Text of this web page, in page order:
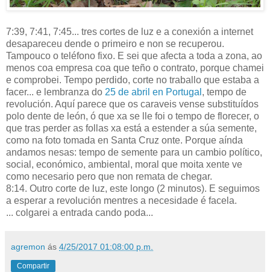
7:39, 7:41, 7:45... tres cortes de luz e a conexión a internet
desapareceu dende o primeiro e non se recuperou.
Tampouco o teléfono fixo. E sei que afecta a toda a zona, ao
menos coa empresa coa que teño o contrato, porque chamei
e comprobei. Tempo perdido, corte no traballo que estaba a
facer... e lembranza do 25 de abril en Portugal , tempo de
revolución. Aquí parece que os caraveis vense substituídos
polo dente de león, ó que xa se lle foi o tempo de florecer, o
que tras perder as follas xa está a estender a súa semente,
como na foto tomada en Santa Cruz onte. Porque aínda
andamos nesas: tempo de semente para un cambio político,
social, económico, ambiental, moral que moita xente ve
como necesario pero que non remata de chegar.
8:14. Outro corte de luz, este longo (2 minutos). E seguimos
a esperar a revolución mentres a necesidade é facela.
... colgarei a entrada cando poda...
agremon ás 4/25/2017 01:08:00 p.m.
Compartir